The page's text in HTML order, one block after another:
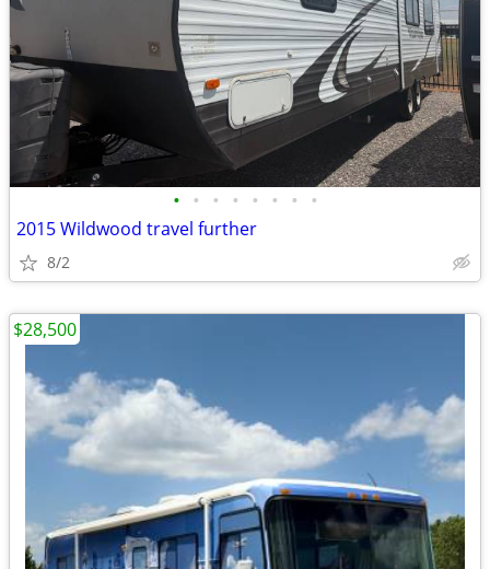
• • • • • • • •
2015 Wildwood travel further
8/2
$28,500